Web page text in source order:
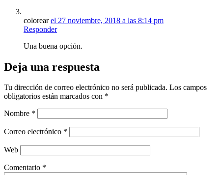
colorear el 27 noviembre, 2018 a las 8:14 pm
Responder
Una buena opción.
Deja una respuesta
Tu dirección de correo electrónico no será publicada. Los campos
obligatorios están marcados con *
Nombre *
Correo electrónico *
Web
Comentario *